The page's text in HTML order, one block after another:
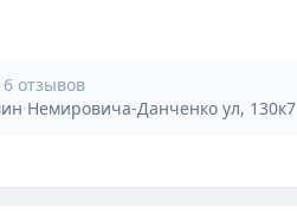
отзывов
·Немировича-Данченко ул, 130к7